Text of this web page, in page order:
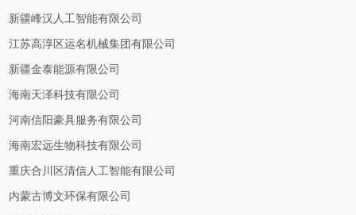
新疆峰汉人工智能有限公司
江苏高淳区运名机械集团有限公司
新疆金泰能源有限公司
海南天泽科技有限公司
河南信阳豪具服务有限公司
海南宏远生物科技有限公司
重庆合川区清信人工智能有限公司
内蒙古博文环保有限公司